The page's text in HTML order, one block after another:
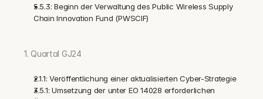
5.5.3: Beginn der Verwaltung des Public Wireless Supply
Chain Innovation Fund (PWSCIF)
1. Quartal GJ24
2.1.1: Veröffentlichung einer aktualisierten Cyber-Strategie
3.5.1: Umsetzung der unter EO 14028 erforderlichen